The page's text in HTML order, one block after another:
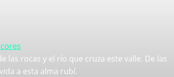
las rocas y el río que cruza este valle. De las
a esta alma rubí.